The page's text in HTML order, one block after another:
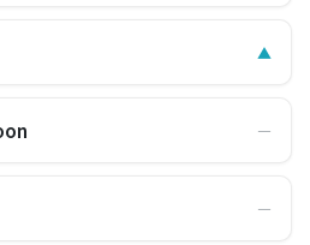
▲
―
―